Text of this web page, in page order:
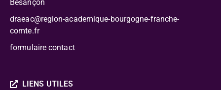
Besançon
draeac@region-academique-bourgogne-franche-
comte.fr
formulaire contact
LIENS UTILES